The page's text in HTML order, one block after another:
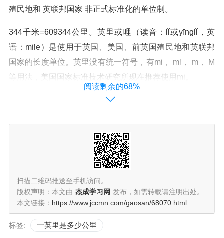
殖民地和 英联邦国家 非正式标准化的单位制。
344千米=609344公里。英里或哩（读音：lǐ或yīnglǐ，英
语：mile）是使用于英国、美国、前英国殖民地和英联邦
国家的长度单位。英里没有统一符号，有mi， ml， m， M
等用法，美国国家标准技术研究所现在推荐使用mi。
英里=609344千米(公里)。英里，英制长度单位。（英制是
的单位制）。从官方而言，它只应用于美国、利比里亚和
缅甸。
英里=609344公里。英里是英制长度单位。从官方而言，
它只应用于美国、利比里亚和缅甸。而其他国家或地区则
使用国际单位制，即米制，又称为公制。英国已于1995年
完成了到国际单位制的转换。
阅读剩余的68%
扫描二维码推送至手机访问。
版权声明：本文由 杰成学习网 发布，如需转载请注明出处。
本文链接： https://www.jccmn.com/gaosan/68070.html
标签: 一英里是多少公里